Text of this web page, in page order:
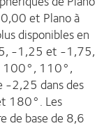
et Plano à
disponibles en
-1,25 et -1,75,
100°, 110°,
2,25 dans des
180°. Les
de base de 8,6